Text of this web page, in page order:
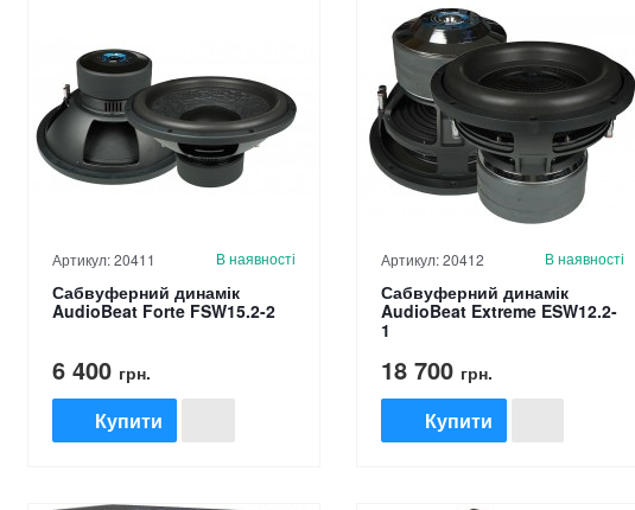
Артикул: 20411 В наявності
Сабвуферний динамік
AudioBeat Forte FSW15.2-2
6 400 грн.
Купити
Артикул: 20412 В наявності
Сабвуферний динамік
AudioBeat Extreme ESW12.2-
1
18 700 грн.
Купити